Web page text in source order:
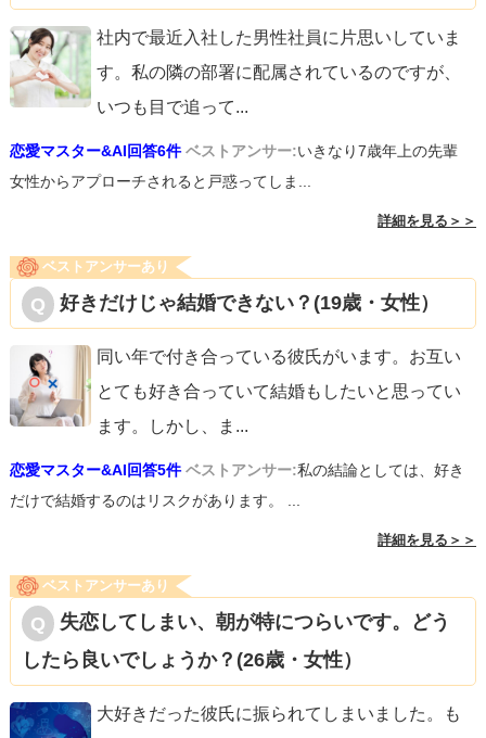
社内で最近入社した男性社員に片思いしていま
す。私の隣の部署に配属されているのですが、
いつも目で追って...
恋愛マスター&AI回答6件 ベストアンサー:いきなり7歳年上の先輩
女性からアプローチされると戸惑ってしま...
詳細を見る＞＞
ベストアンサーあり
好きだけじゃ結婚できない？(19歳・女性）
同い年で付き合っている彼氏がいます。お互い
とても好き合っていて結婚もしたいと思ってい
ます。しかし、ま ...
恋愛マスター&AI回答5件 ベストアンサー:私の結論としては、好き
だけで結婚するのはリスクがあります。 ...
詳細を見る＞＞
ベストアンサーあり
失恋してしまい、朝が特につらいです。どう
したら良いでしょうか？(26歳・女性）
大好きだった彼氏に振られてしまいました。も